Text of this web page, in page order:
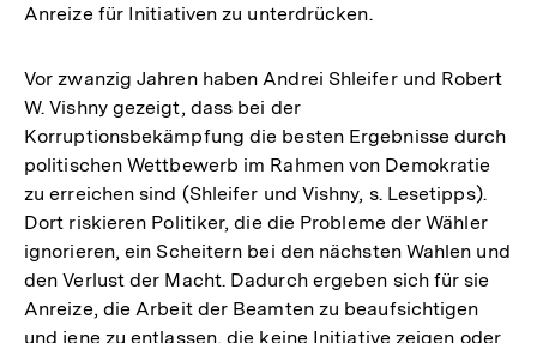
Anreize für Initiativen zu unterdrücken.
Vor zwanzig Jahren haben Andrei Shleifer und Robert
W. Vishny gezeigt, dass bei der
Korruptionsbekämpfung die besten Ergebnisse durch
politischen Wettbewerb im Rahmen von Demokratie
zu erreichen sind (Shleifer und Vishny, s. Lesetipps).
Dort riskieren Politiker, die die Probleme der Wähler
ignorieren, ein Scheitern bei den nächsten Wahlen und
den Verlust der Macht. Dadurch ergeben sich für sie
Anreize, die Arbeit der Beamten zu beaufsichtigen
und jene zu entlassen, die keine Initiative zeigen oder